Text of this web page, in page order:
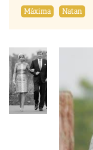
Máxima
Natan